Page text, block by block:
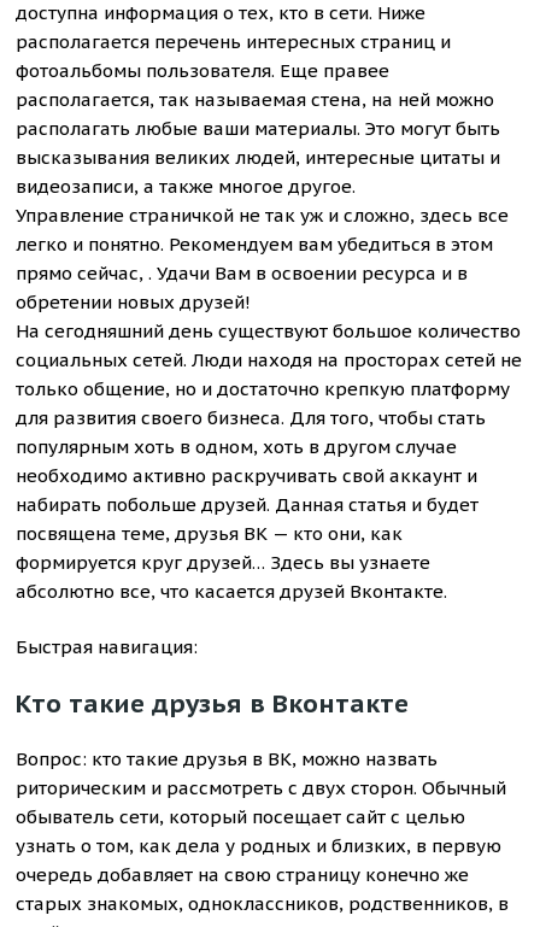
доступна информация о тех, кто в сети. Ниже
располагается перечень интересных страниц и
фотоальбомы пользователя. Еще правее
располагается, так называемая стена, на ней можно
располагать любые ваши материалы. Это могут быть
высказывания великих людей, интересные цитаты и
видеозаписи, а также многое другое.
Управление страничкой не так уж и сложно, здесь все
легко и понятно. Рекомендуем вам убедиться в этом
прямо сейчас, . Удачи Вам в освоении ресурса и в
обретении новых друзей!
На сегодняшний день существуют большое количество
социальных сетей. Люди находя на просторах сетей не
только общение, но и достаточно крепкую платформу
для развития своего бизнеса. Для того, чтобы стать
популярным хоть в одном, хоть в другом случае
необходимо активно раскручивать свой аккаунт и
набирать побольше друзей. Данная статья и будет
посвящена теме, друзья ВК — кто они, как
формируется круг друзей… Здесь вы узнаете
абсолютно все, что касается друзей Вконтакте.
Быстрая навигация:
Кто такие друзья в Вконтакте
Вопрос: кто такие друзья в ВК, можно назвать
риторическим и рассмотреть с двух сторон. Обычный
обыватель сети, который посещает сайт с целью
узнать о том, как дела у родных и близких, в первую
очередь добавляет на свою страницу конечно же
старых знакомых, одноклассников, родственников, в